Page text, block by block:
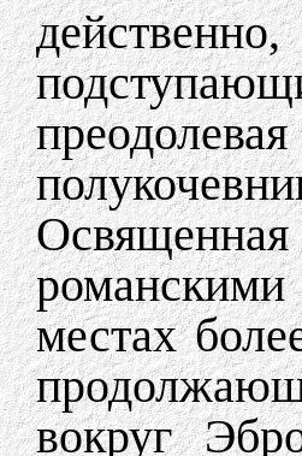
романскими
местах
вокруг